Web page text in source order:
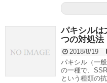
パキシルは
つの対処法
2018/8/19
パキシル（一
の一種で、
という種類の